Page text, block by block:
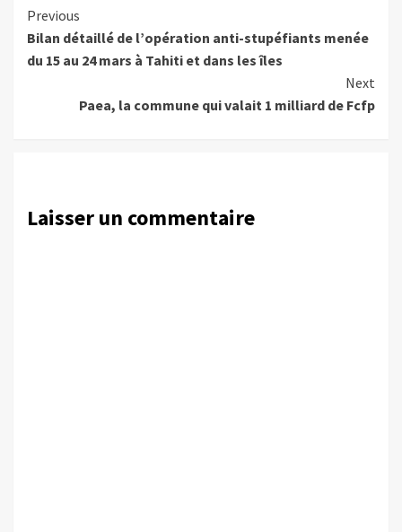
Continue
Reading
Previous
Bilan détaillé de l’opération anti-stupéfiants menée
du 15 au 24 mars à Tahiti et dans les îles
Next
Paea, la commune qui valait 1 milliard de Fcfp
Laisser un commentaire